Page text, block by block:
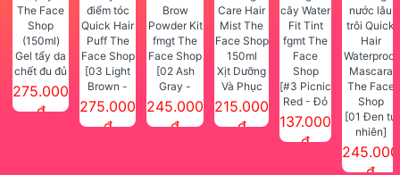
Gel tẩy da
chết đu đủ
SMART
PEELING
275.000
đ
[03 Light
Brown -
Nâu Sáng]
Phấn che
275.000
đ
[02 Ash
Gray -
Khói] Bột
kẻ chân
245.000
đ
Xịt Dưỡng
Và Phục
Hồi Tóc
Essential
215.000
đ
[#3 Picnic
Red - Đỏ
cam] Son
137.000
đ
[01 Đen tự
nhiên]
Mascara
che phủ
245.000
đ